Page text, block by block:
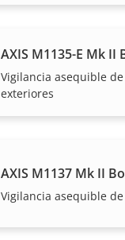
AXIS M1135-E Mk II
Vigilancia asequible
exteriores
AXIS M1137 Mk II
Vigilancia asequible de